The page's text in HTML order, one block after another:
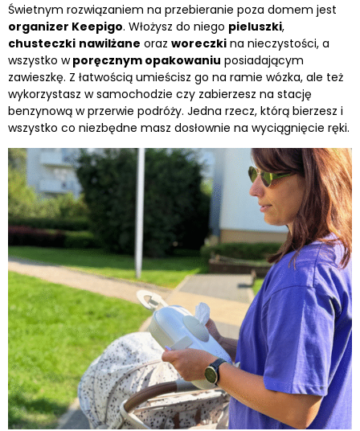
Świetnym rozwiązaniem na przebieranie poza domem jest
organizer Keepigo. Włożysz do niego pieluszki,
chusteczki nawilżane oraz woreczki na nieczystości, a
wszystko wporęcznym opakowaniu posiadającym
zawieszkę. Z łatwością umieścisz go na ramie wózka, ale też
wykorzystasz w samochodzie czy zabierzesz na stację
benzynową w przerwie podróży. Jedna rzecz, którą bierzesz i
wszystko co niezbędne masz dosłownie na wyciągnięcie ręki.